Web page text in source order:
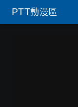
PTT動漫區